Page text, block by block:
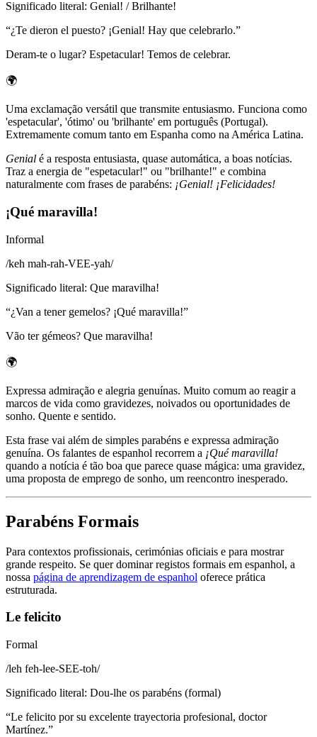
Significado literal: Genial! / Brilhante!
“¿Te dieron el puesto? ¡Genial! Hay que celebrarlo.”
Deram-te o lugar? Espetacular! Temos de celebrar.
🌍
Uma exclamação versátil que transmite entusiasmo. Funciona como
'espetacular', 'ótimo' ou 'brilhante' em português (Portugal).
Extremamente comum tanto em Espanha como na América Latina.
Genial é a resposta entusiasta, quase automática, a boas notícias.
Traz a energia de "espetacular!" ou "brilhante!" e combina
naturalmente com frases de parabéns: ¡Genial! ¡Felicidades!
¡Qué maravilla!
Informal
/keh mah-rah-VEE-yah/
Significado literal: Que maravilha!
“¿Van a tener gemelos? ¡Qué maravilla!”
Vão ter gémeos? Que maravilha!
🌍
Expressa admiração e alegria genuínas. Muito comum ao reagir a
marcos de vida como gravidezes, noivados ou oportunidades de
sonho. Quente e sentido.
Esta frase vai além de simples parabéns e expressa admiração
genuína. Os falantes de espanhol recorrem a ¡Qué maravilla!
quando a notícia é tão boa que parece quase mágica: uma gravidez,
uma proposta de emprego de sonho, um reencontro inesperado.
Parabéns Formais
Para contextos profissionais, cerimónias oficiais e para mostrar
grande respeito. Se quer dominar registos formais em espanhol, a
nossa página de aprendizagem de espanhol oferece prática
estruturada.
Le felicito
Formal
/leh feh-lee-SEE-toh/
Significado literal: Dou-lhe os parabéns (formal)
“Le felicito por su excelente trayectoria profesional, doctor
Martínez.”